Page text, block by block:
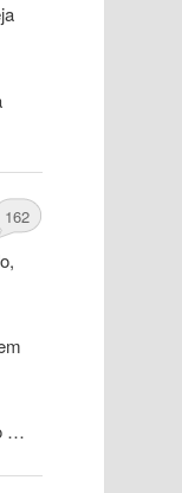
162
…